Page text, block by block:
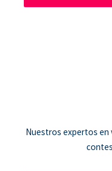
Nuestros expertos en